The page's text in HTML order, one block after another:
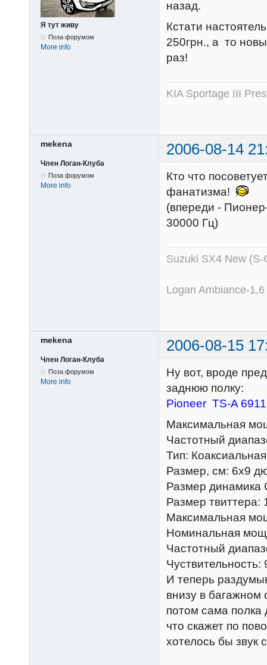
Я тут живу
Поза форумом
More info
назад.
Кстати
250грн., а то
раз!
KIA Sportage III
mekena 2006-08-14
Член Логан-Клуба
Поза форумом
More info
Кто что
фанатизма!
(впереди -
30000 Гц)
Suzuki SX4 New (S-
Logan Ambiance-
mekena 2006-08-15
Член Логан-Клуба
Поза форумом
More info
Ну вот, вроде
заднюю полку:
Pioneer TS-A 6911
Максимальная
Частотный
Тип: Коаксиальная
Размер, см: 6х9
Размер динамика
Размер твиттера:
Максимальная
Номинальная
Частотный
Чуствительность:
И теперь
внизу в багажном
потом сама полка
что скажет по
хотелось бы